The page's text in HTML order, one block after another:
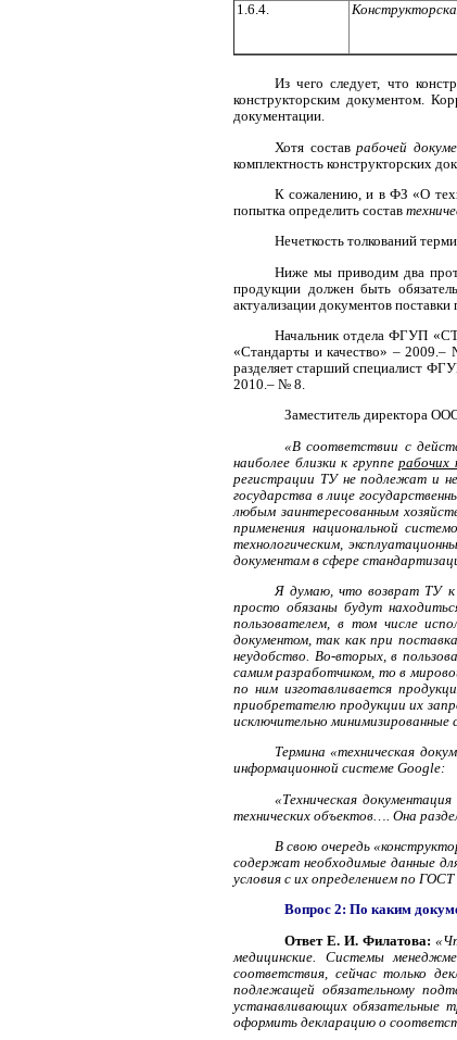
1.6.4.
Из чего следует, что
конструкторским документом.
документации.
Хотя состав рабочей
комплектность конструкторских
К сожалению, и в ФЗ «О
попытка определить состав
Нечеткость толкований
Ниже мы приводим два
продукции должен быть
актуализации документов
Начальник отдела ФГУП
«Стандарты и качество» –
разделяет старший специалист
2010.– № 8.
Заместитель директора
«В соответствии с
наиболее близки к групперабочих
регистрации ТУ не подлежат и
государства в лице
любым заинтересованным
применения национальной
технологическим,
документам в сфере
Я думаю, что возврат ТУ к
просто обязаны будут
пользователем, в том числе
документом, так как при
неудобство. Во-вторых, в
самим разработчиком, то в
по ним изготавливается
приобретателю продукции их
исключительно минимизированные
Термина «техническая
информационной системе Google:
«Техническая
технических объектов…. Она
В свою очередь
содержат необходимые данные
условия с их определением по ГОСТ
Вопрос 2: По каким
Ответ Е. И. Филатова:
медицинские. Системы
соответствия, сейчас только
подлежащей обязательному
устанавливающих обязательные
оформить декларацию о